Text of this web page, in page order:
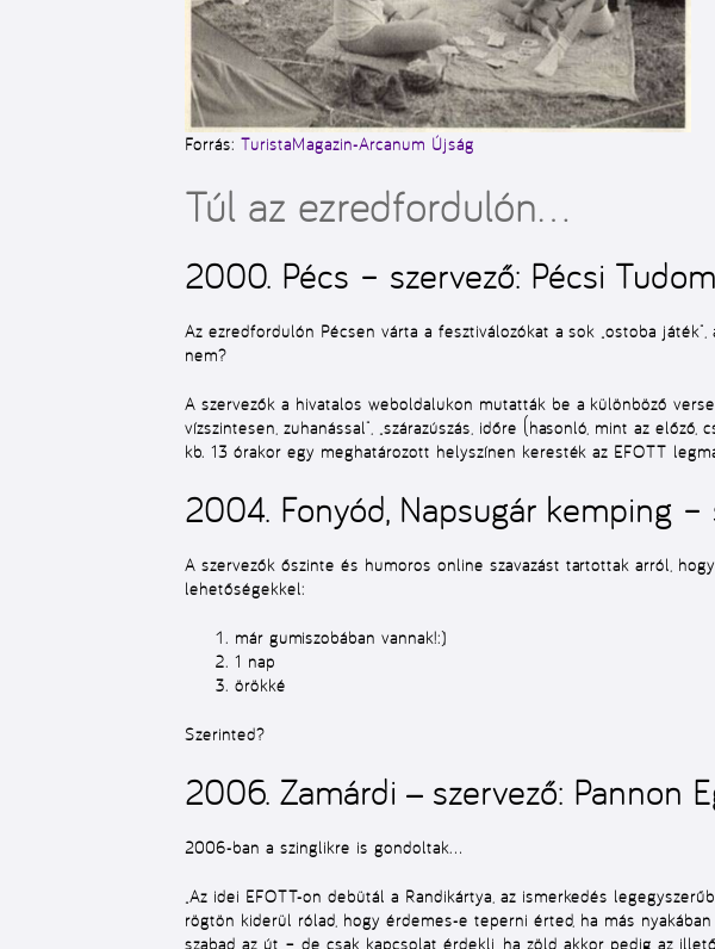
Forrás: TuristaMagazin-Arcanum Újság
Túl az ezredfordulón…
2000. Pécs – szervező: Pécsi
Az ezredfordulón Pécsen várta a fesztiválozókat a sok „ostoba
nem?
A szervezők a hivatalos weboldalukon mutatták be a különböző
vízszintesen, zuhanással”, „szárazúszás, időre (hasonló, mint az
kb. 13 órakor egy meghatározott helyszínen keresték az EFOTT
2004. Fonyód, Napsugár kemping
A szervezők őszinte és humoros online szavazást tartottak arról,
lehetőségekkel:
már gumiszobában vannak!:)
1 nap
örökké
Szerinted?
2006. Zamárdi − szervező: Pannon
2006-ban a szinglikre is gondoltak…
„Az idei EFOTT-on debütál a Randikártya, az ismerkedés
rögtön kiderül rólad, hogy érdemes-e teperni érted, ha más
szabad az út – de csak kapcsolat érdekli, ha zöld, akkor pedig az